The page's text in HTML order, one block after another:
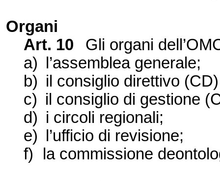
Organi
Art. 10
Gli organi
a)
l’assemblea generale;
b) il consiglio direttivo
c) il consiglio di gestione
d) i circoli regionali;
e)
l’ufficio di revisione;
f)
la commissione